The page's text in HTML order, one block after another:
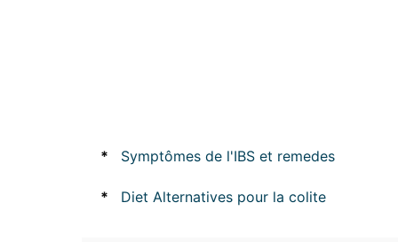
* Symptômes de l'IBS et remedes
* Diet Alternatives pour la colite